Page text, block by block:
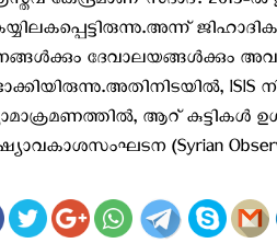
ദേവാലയങ്ങൾക്കും
ആറ് കുട്ടികൾ
(Syrian